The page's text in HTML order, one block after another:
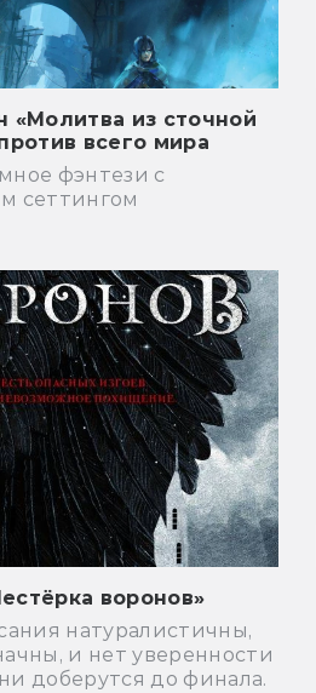
«Молитва из сточной
всего мира
фэнтези с
сеттингом
воронов»
натуралистичны,
и нет уверенности
доберутся до финала.